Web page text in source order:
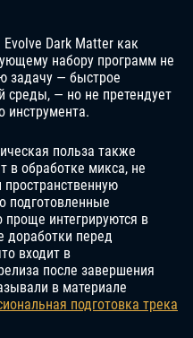
Dark Matter как
набору программ не
задачу — быстрое
среды, — но не претендует
инструмента.
польза также
в обработке микса, не
подготовленные
интегрируются в
доработки перед
входит в
после завершения
в материале
подготовка трека